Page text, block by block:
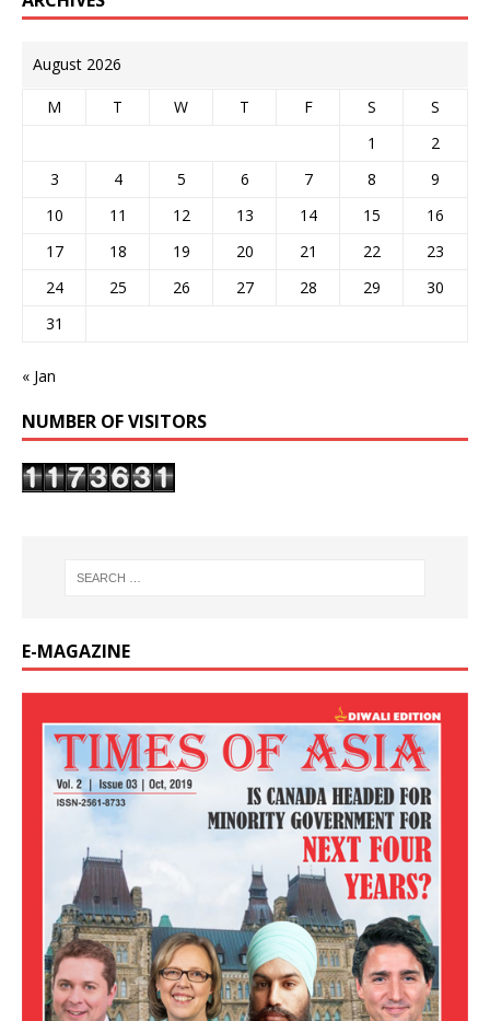
August 2026
M T W T F S
S
1
2
3
4 5 6 7 8
9
10
11 12 13 14 15
16
17
18 19 20 21 22
23
24
25 26 27 28 29
30
31
« Jan
NUMBER OF VISITORS
E-MAGAZINE